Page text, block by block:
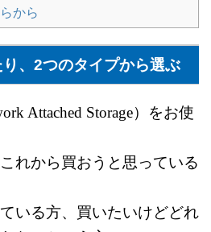
から
、2つのタイプから選ぶ
Attached Storage）をお使
れから買おうと思っている
いる方、 買いたいけどどれ